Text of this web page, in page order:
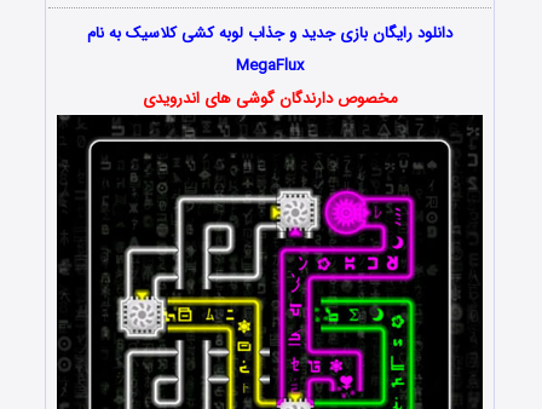
دانلود رایگان بازی جدید و جذاب لوبه کشی کلاسیک به نام
MegaFlux
مخصوص دارندگان گوشی های اندرویدی